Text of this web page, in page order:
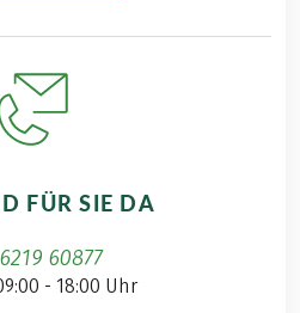
FÜR SIE DA
60877
- 18:00 Uhr